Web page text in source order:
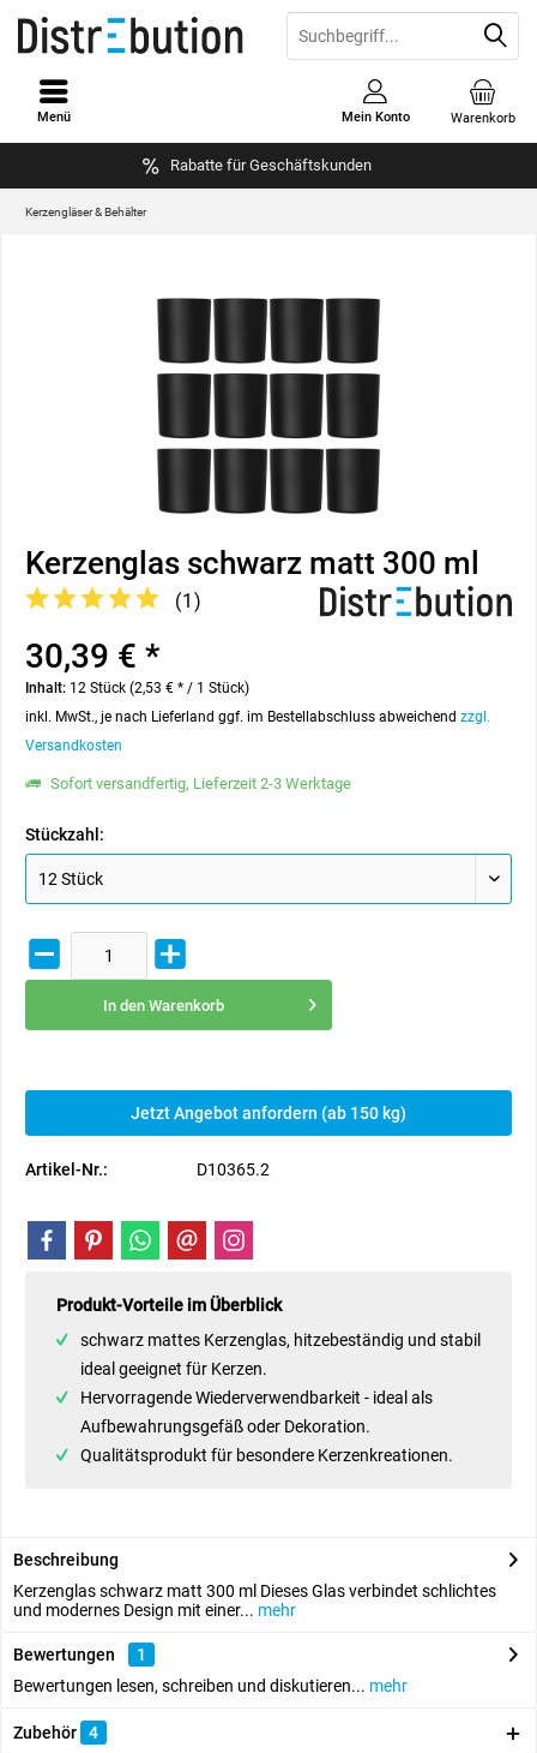
Rabatte für Geschäftskunden
Warenkorb
Mein Konto
Menü
Kerzengläser & Behälter
Kerzenglas schwarz matt 300 ml
(1 )
30,39 € *
Inhalt: 12 Stück (2,53 € * / 1 Stück)
inkl. MwSt., je nach Lieferland ggf. im Bestellabschluss abweichend zzgl.
Versandkosten
Sofort versandfertig, Lieferzeit 2-3 Werktage
Stückzahl:
In den Warenkorb
Jetzt Angebot anfordern (ab 150 kg)
Artikel-Nr.: D10365.2
Produkt-Vorteile im Überblick
schwarz mattes Kerzenglas, hitzebeständig und stabil
ideal geeignet für Kerzen.
Hervorragende Wiederverwendbarkeit - ideal als
Aufbewahrungsgefäß oder Dekoration.
Qualitätsprodukt für besondere Kerzenkreationen.
Beschreibung
Kerzenglas schwarz matt 300 ml Dieses Glas verbindet schlichtes
und modernes Design mit einer... mehr
Bewertungen
1
Bewertungen lesen, schreiben und diskutieren... mehr
Zubehör 4